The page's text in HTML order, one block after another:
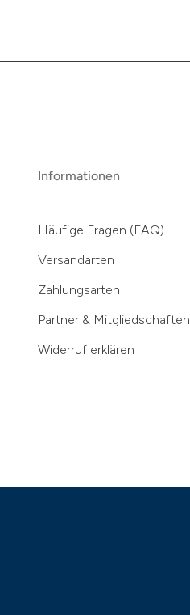
Informationen
Häufige Fragen (FAQ)
Versandarten
Zahlungsarten
Partner & Mitgliedschaften
Widerruf erklären